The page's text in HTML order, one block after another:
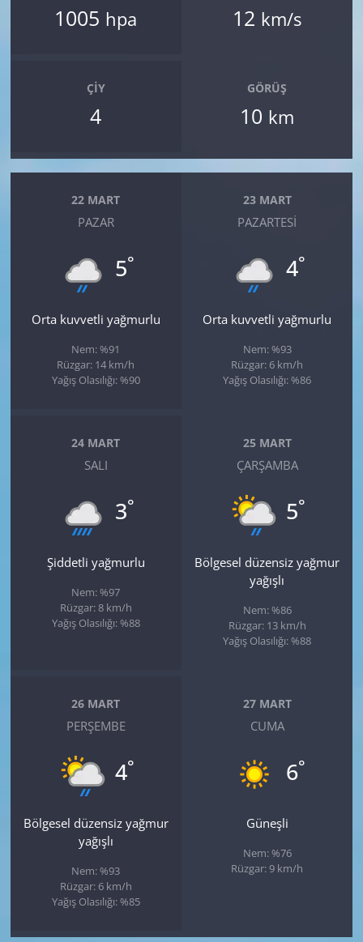
1005 hpa 12 km/s
ÇIY
4
GÖRÜŞ
10 km
22 MART
PAZAR
5°
Orta kuvvetli yağmurlu
Nem: %91
Rüzgar: 14 km/h
Yağış Olasılığı: %90
23 MART
PAZARTESI
4°
Orta kuvvetli yağmurlu
Nem: %93
Rüzgar: 6 km/h
Yağış Olasılığı: %86
24 MART
SALI
3°
Şiddetli yağmurlu
Nem: %97
Rüzgar: 8 km/h
Yağış Olasılığı: %88
25 MART
ÇARŞAMBA
5°
Bölgesel düzensiz yağmur
yağışlı
Nem: %86
Rüzgar: 13 km/h
Yağış Olasılığı: %88
26 MART
PERŞEMBE
4°
Bölgesel düzensiz yağmur
yağışlı
Nem: %93
Rüzgar: 6 km/h
Yağış Olasılığı: %85
27 MART
CUMA
6°
Güneşli
Nem: %76
Rüzgar: 9 km/h